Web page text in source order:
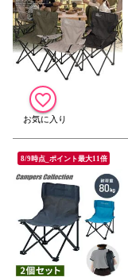
8/9時点_ポイント最大11倍